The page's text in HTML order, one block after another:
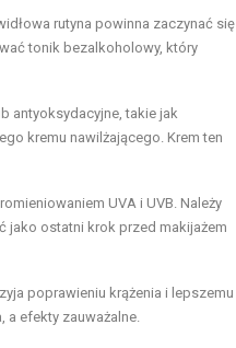
rutyna powinna zaczynać się
tonik bezalkoholowy, który
antyoksydacyjne, takie jak
kremu nawilżającego. Krem ten
UVA i UVB. Należy
jako ostatni krok przed makijażem
poprawieniu krążenia i lepszemu
a efekty zauważalne.